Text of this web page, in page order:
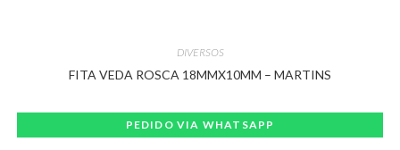
DIVERSOS
FITA VEDA ROSCA 18MMX10MM – MARTINS
PEDIDO VIA WHATSAPP